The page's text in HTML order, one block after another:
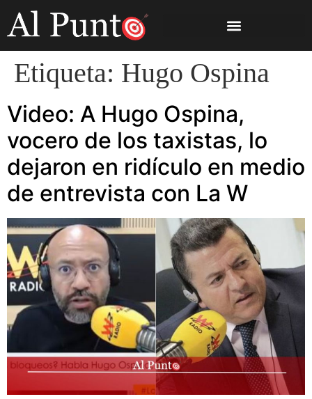
Etiqueta: Hugo Ospina
Video: A Hugo Ospina,
vocero de los taxistas, lo
dejaron en ridículo en medio
de entrevista con La W